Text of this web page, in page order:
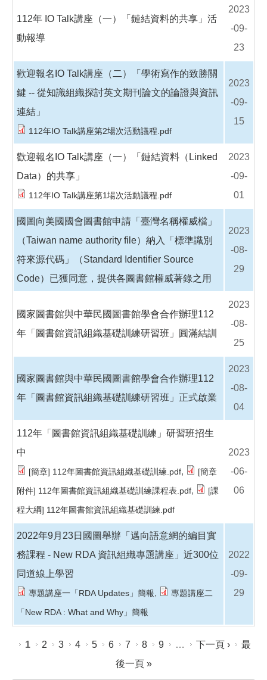
112年 IO Talk講座（一）「鏈結資料的共享」活
動報導
2023
-09-
23
歡迎報名IO Talk講座（二）「學術寫作的致勝關
鍵 -- 從知識組織探討英文期刊論文的論證與資訊
連結」
112年IO Talk講座第2場次活動議程.pdf
2023
-09-
15
歡迎報名IO Talk講座（一）「鏈結資料（Linked
Data）的共享」
112年IO Talk講座第1場次活動議程.pdf
2023
-09-
01
國圖向美國國會圖書館申請「臺灣名稱權威檔」
（Taiwan name authority file）納入「標準識別
符來源代碼」（Standard Identifier Source
Code）已獲同意，提供各圖書館權威著錄之用
2023
-08-
29
國家圖書館與中華民國圖書館學會合作辦理112
年「圖書館資訊組織基礎訓練研習班」圓滿結訓
2023
-08-
25
國家圖書館與中華民國圖書館學會合作辦理112
年「圖書館資訊組織基礎訓練研習班」正式啟業
2023
-08-
04
112年「圖書館資訊組織基礎訓練」研習班招生
中
[簡章] 112年圖書館資訊組織基礎訓練.pdf,
[簡章
附件] 112年圖書館資訊組織基礎訓練課程表.pdf,
[課
程大綱] 112年圖書館資訊組織基礎訓練.pdf
2023
-06-
06
2022年9月23日國圖舉辦「邁向語意網的編目實
務課程 - New RDA 資訊組織專題講座」近300位
同道線上學習
專題講座一「RDA Updates」簡報,
專題講座二
「New RDA : What and Why」簡報
2022
-09-
29
頁面
1 2 3 4 5 6 7 8 9 … 下一頁 ›
最
後一頁 »